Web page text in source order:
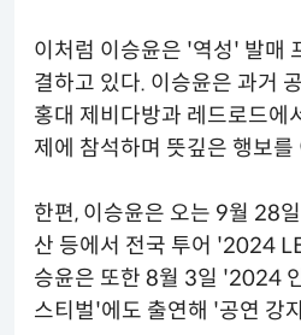
이처럼 이승윤은 '역성' 발매
결하고 있다. 이승윤은 과거
홍대 제비다방과 레드로드에
제에 참석하며 뜻깊은 행보를
한편, 이승윤은 오는 9월 28
산 등에서 전국 투어 '2024
승윤은 또한 8월 3일 '2024
스티벌'에도 출연해 '공연 강